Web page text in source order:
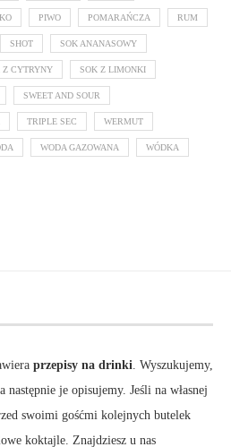
PIWO POMARAŃCZA RUM
SHOT SOK ANANASOWY
Z CYTRYNY SOK Z LIMONKI
SWEET AND SOUR
TRIPLE SEC WERMUT
WODA GAZOWANA WÓDKA
przepisy na drinki. Wyszukujemy,
je opisujemy. Jeśli na własnej
swoimi gośćmi kolejnych butelek
koktajle. Znajdziesz u nas